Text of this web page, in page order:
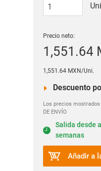
Precio neto:
1,551.64
1,551.64 MXN/Uni.
Descuento
Los precios mostrados
DE ENVÍO
Salida desde
semanas
Añadir a